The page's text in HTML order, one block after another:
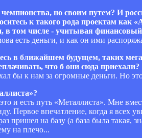
но своим путем? И
к такого рода проектам как
в том числе - учитывая
есть деньги, и как он ими
в ближайшем будущем, таких
что б они сюда приехали?
бы к нам за огромные деньги. Но
и есть путь «Металлиста». Мне
Первое впечатление, когда я всех
пришел на базу (а база была такая,
на плечо...